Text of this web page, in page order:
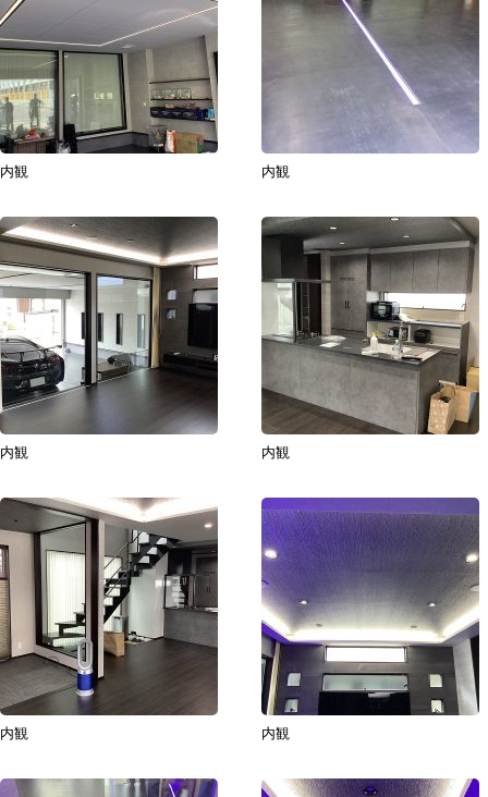
内観 内観
内観 内観
内観 内観